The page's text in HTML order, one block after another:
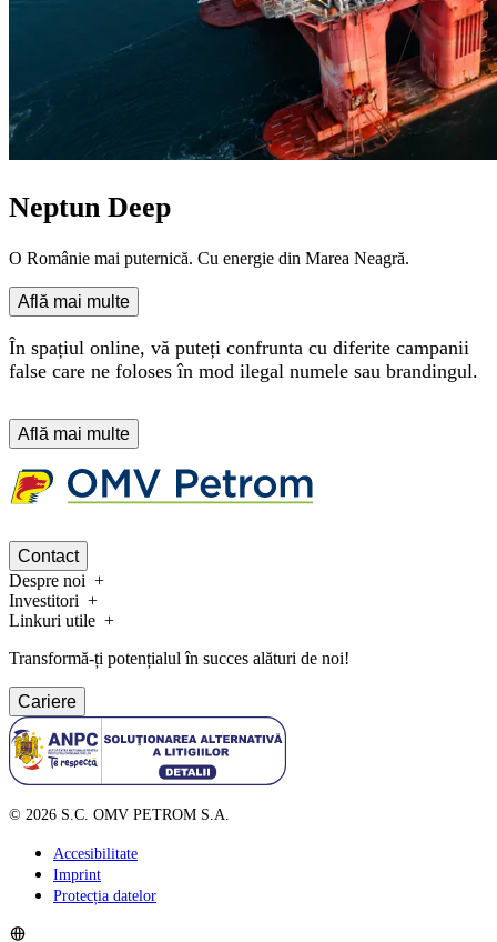
Neptun Deep
O Românie mai puternică. Cu energie din Marea Neagră.
Află mai multe
În spațiul online, vă puteți confrunta cu diferite campanii
false care ne foloses în mod ilegal numele sau brandingul.
Află mai multe
Contact
Despre noi
Investitori
Linkuri utile
Transformă-ți potențialul în succes alături de noi!
Cariere
© 2026 S.C. OMV PETROM S.A.
Accesibilitate
Imprint
Protecția datelor